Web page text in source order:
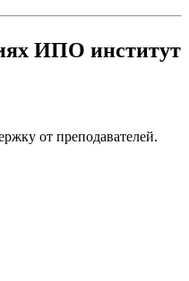
ИПО институт
от преподавателей.